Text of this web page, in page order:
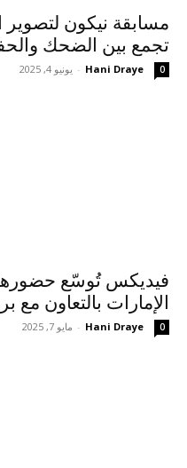
مسابقة نيكون لتصوير
تجمع بين الضحك
Hani Draye
- يونيو 4, 2025 0
فيديكس تُوسّع
الإمارات بالتعاون مع
Hani Draye
- مايو 7, 2025 0